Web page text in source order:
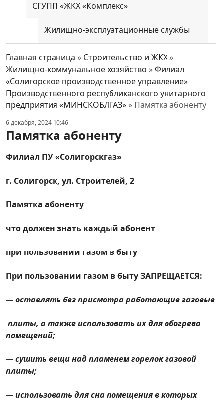
Главная страница » Строительство и ЖКХ »
Жилищно-коммунальное хозяйство »Филиал
«Солигорское производственное управление»
Производственного республиканского унитарного
предприятия «МИНСКОБЛГАЗ» » Памятка абоненту
6 декабря, 2024 10:46
Памятка абоненту
Филиал ПУ «Солигорскгаз»
г. Солигорск, ул. Строителей, 2
Памятка абоненту
что должен знать каждый абонент
при пользовании газом в быту
При пользовании газом в бытуЗАПРЕЩАЕТСЯ:
— оставлять без присмотра работающие газовые
плиты, а также использовать их для обогрева
помещений;
— сушить вещи над пламенем горелок газовой
плиты;
— использовать для сна помещения в которых
СГУПП «ЖКХ «Комплекс»
Жилищно-эксплуатационные службы
Действующие тарифы для населения
на жилищно-коммунальные услуги,
отпускаемые СГУПП «ЖКХ «Комплекс»
ЖСПК "Вежа-179"
Расчетно-кассовый центр
"Государственный энергетический и
Минску и Минской области Слуцкое
районная энергогазинспекция
Солигорский городской район
управление» Производственного
предприятия «МИНСКОБЛГАЗ»
Работа с пустующими домами,
Солигорского района